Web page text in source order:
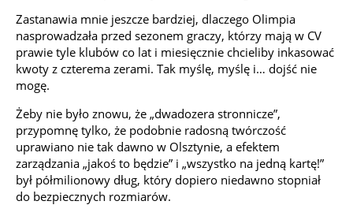
Zastanawia mnie jeszcze bardziej, dlaczego Olimpia
nasprowadzała przed sezonem graczy, którzy mają w CV
prawie tyle klubów co lat i miesięcznie chcieliby inkasować
kwoty z czterema zerami. Tak myślę, myślę i… dojść nie
mogę.
Żeby nie było znowu, że „dwadozera stronnicze”,
przypomnę tylko, że podobnie radosną twórczość
uprawiano nie tak dawno w Olsztynie, a efektem
zarządzania „jakoś to będzie” i „wszystko na jedną kartę!”
był półmilionowy dług, który dopiero niedawno stopniał
do bezpiecznych rozmiarów.